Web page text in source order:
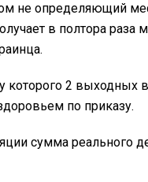
не определяющий
в полтора раза
которого 2 выходных
по приказу.
сумма реального